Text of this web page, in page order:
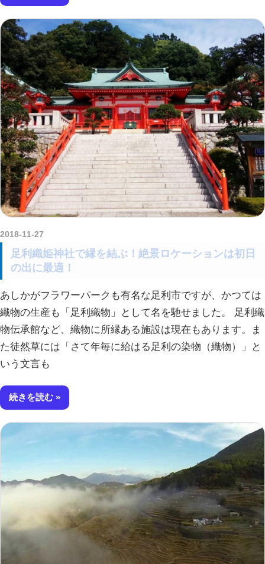
2018-11-27
足利織姫神社で縁を結ぶ！絶景ロケーションは初日
の出に最適！
あしかがフラワーパークも有名な足利市ですが、かつては
織物の生産も「足利織物」として名を馳せました。 足利織
物伝承館など、織物に所縁ある施設は現在もあります。ま
た徒然草には「さて年毎に給はる足利の染物（織物）」と
いう文言も
続きを読む